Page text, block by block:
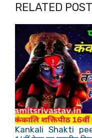
RELATED
Kankali Shakti